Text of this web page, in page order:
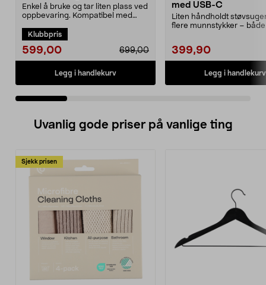
Enkel å bruke og tar liten plass ved
oppbevaring. Kompatibel med
Klubbpris
599,00 699,00
Legg i handlekurv
med USB-C
Liten håndholdt
flere munnstykker –
399,90
Legg i handlekurv
Uvanlig gode priser på vanlige ting
Sjekk prisen